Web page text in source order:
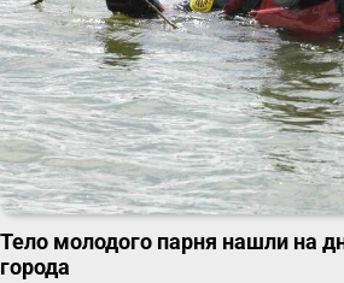
Тело молодого парня нашли на
города